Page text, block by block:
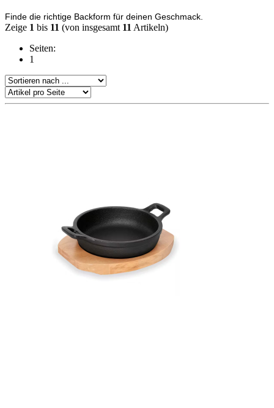
Finde die richtige Backform für deinen Geschmack.
Zeige 1 bis 11 (von insgesamt 11 Artikeln)
Seiten:
1